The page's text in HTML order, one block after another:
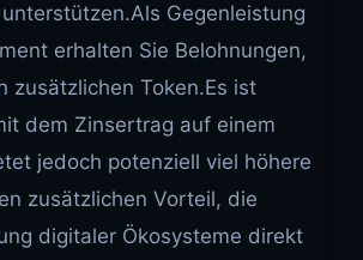
Gegenleistung
erhalten Sie Belohnungen,
zusätzlichen Token.Es ist
dem Zinsertrag auf einem
jedoch potenziell viel höhere
zusätzlichen Vorteil, die
digitaler Ökosysteme direkt